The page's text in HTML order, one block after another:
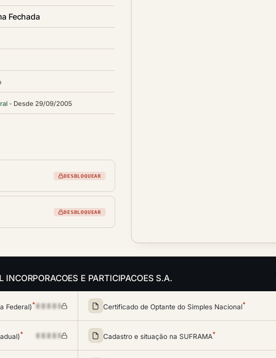
Fechada
Desde 29/09/2005
DESBLOQUEAR
DESBLOQUEAR
E PARTICIPACOES S.A.
Federal)* Certificado de Optante do Simples Nacional*
* Cadastro e situação na SUFRAMA*